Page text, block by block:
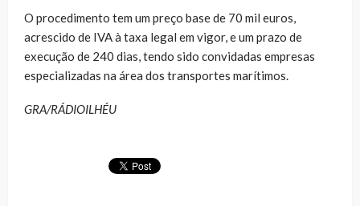
O procedimento tem um preço base de 70 mil euros,
acrescido de IVA à taxa legal em vigor, e um prazo de
execução de 240 dias, tendo sido convidadas empresas
especializadas na área dos transportes marítimos.
GRA/RÁDIOILHÉU